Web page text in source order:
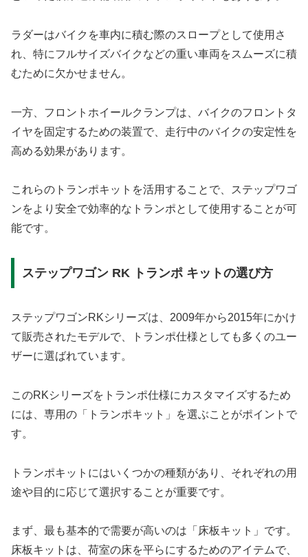
ラダーはバイクを車内に積む際のスロープとして使用さ
れ、特にフルサイズバイクなどの重い車両をスムーズに積
むために欠かせません。
一方、フロントホイールクランプは、バイクのフロントタ
イヤを固定するための装置で、走行中のバイクの安定性を
高める効果があります。
これらのトランポキットを活用することで、ステップワゴ
ンをより安全で効率的なトランポとして使用することが可
能です。
ステップワゴン RK トランポ キットの選び方
ステップワゴンRKシリーズは、2009年から2015年にかけ
て販売されたモデルで、トランポ仕様としても多くのユー
ザーに選ばれています。
このRKシリーズをトランポ仕様にカスタマイズするため
には、専用の「トランポキット」を選ぶことがポイントで
す。
トランポキットにはいくつかの種類があり、それぞれの用
途や目的に応じて選択することが重要です。
まず、最も基本的で需要が高いのは「床板キット」です。
床板キットは、荷室の床を平らにするためのアイテムで、